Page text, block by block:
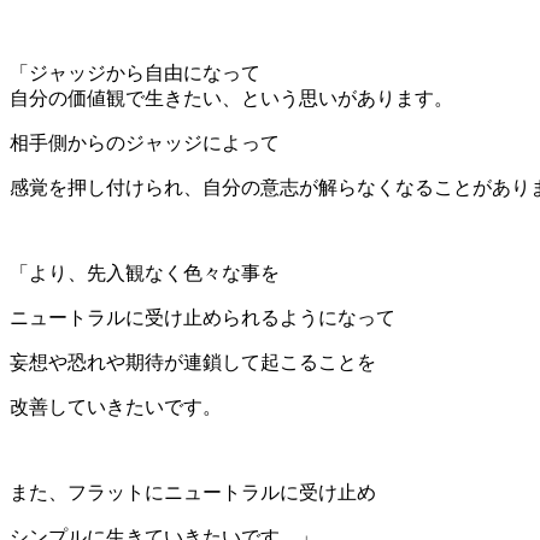
「ジャッジから自由になって
自分の価値観で生きたい、という思いがあります。
相手側からのジャッジによって
感覚を押し付けられ、自分の意志が解らなくなることがあり
「より、先入観なく色々な事を
ニュートラルに受け止められるようになって
妄想や恐れや期待が連鎖して起こることを
改善していきたいです。
また、フラットにニュートラルに受け止め